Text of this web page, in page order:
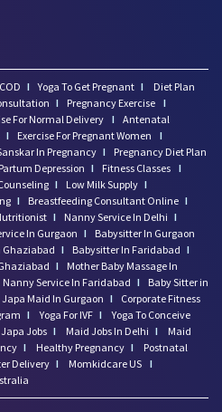
I Yoga To Get Pregnant I
Diet Plan
I Pregnancy Exercise I
For Normal Delivery I Antenatal
I Exercise For Pregnant Women
I
In Pregnancy I
Pregnancy Diet Plan
Depression I Fitness Classes I
I Low Milk Supply I
I Breastfeeding Consultant Online I
I Nanny Service In Delhi I
In Gurgaon I
Babysitter In Gurgaon
Ghaziabad I Babysitter In Faridabad I
I
Mother Baby Massage In
Nanny Service In Faridabad I
Baby Sitter in
Japa Maid In Gurgaon I
Corporate Fitness
I Yoga For IVF I
Yoga To Conceive
Japa Jobs I Maid Jobs In Delhi I
Maid
I Healthy Pregnancy I
Postnatal
Delivery I Momkidcare US I